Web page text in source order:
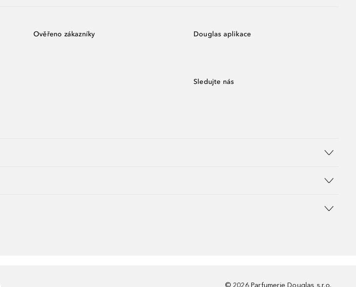
Ověřeno zákazníky Douglas aplikace
Sledujte nás
© 2026 Parfumerie Douglas s.r.o.